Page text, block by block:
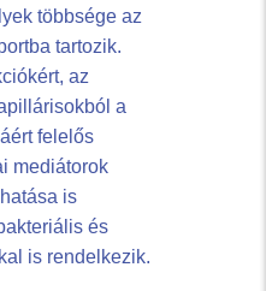
többsége az
tartozik.
az
a
felelős
mediátorok
is
és
is rendelkezik.